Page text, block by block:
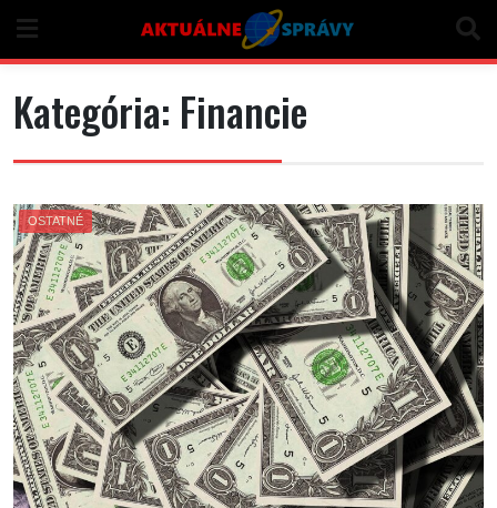
content
Kategória: Financie
OSTATNÉ